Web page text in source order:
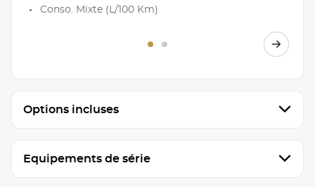
Conso. Mixte (L/100 Km)
Options incluses
Equipements de série